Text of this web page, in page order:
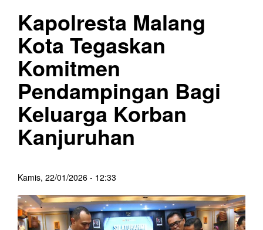
Kapolresta Malang
Kota Tegaskan
Komitmen
Pendampingan Bagi
Keluarga Korban
Kanjuruhan
Kamis, 22/01/2026 - 12:33